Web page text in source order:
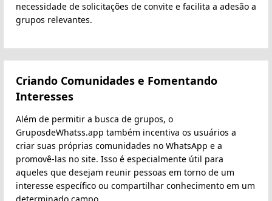
necessidade de solicitações de convite e facilita a adesão a
grupos relevantes.
Criando Comunidades e Fomentando
Interesses
Além de permitir a busca de grupos, o
GruposdeWhatss.app também incentiva os usuários a
criar suas próprias comunidades no WhatsApp e a
promovê-las no site. Isso é especialmente útil para
aqueles que desejam reunir pessoas em torno de um
interesse específico ou compartilhar conhecimento em um